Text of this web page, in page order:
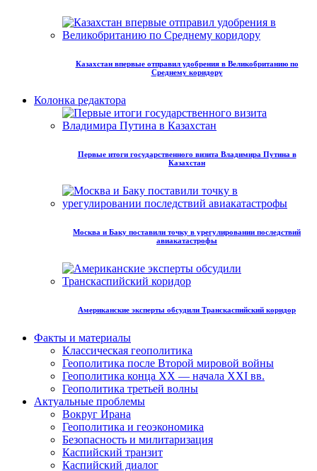
Казахстан впервые отправил удобрения в Великобританию по
Среднему коридору
Колонка редактора
Первые итоги государственного визита Владимира Путина в
Казахстан
Москва и Баку поставили точку в урегулировании последствий
авиакатастрофы
Американские эксперты обсудили Транскаспийский коридор
Факты и материалы
Классическая геополитика
Геополитика после Второй мировой войны
Геополитика конца XX — начала XXI вв.
Геополитика третьей волны
Актуальные проблемы
Вокруг Ирана
Геополитика и геоэкономика
Безопасность и милитаризация
Каспийский транзит
Каспийский диалог